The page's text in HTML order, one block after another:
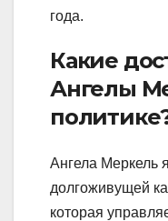
года.
Какие
Ангелы
Ангела Меркель
долгоживущей
которая